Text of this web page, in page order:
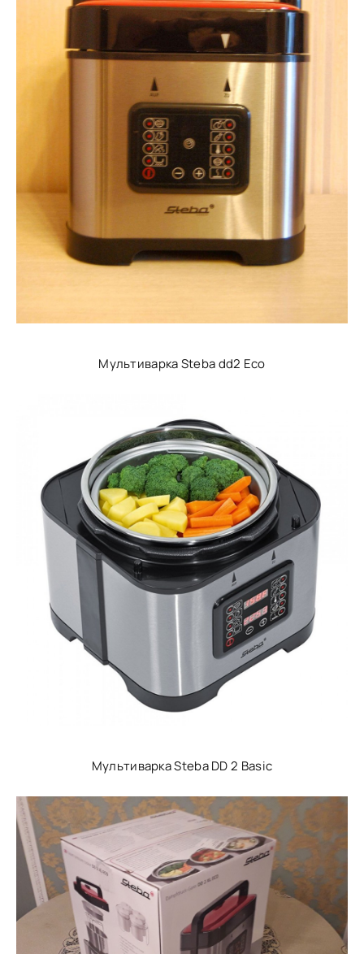
Мультиварка Steba dd2 Eco
Мультиварка Steba DD 2 Basic